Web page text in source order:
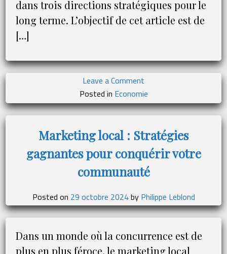
dans trois directions stratégiques pour le
long terme. L’objectif de cet article est de
[…]
Leave a Comment
Investir
dans
l’économie
numérique
:
un
plan
de
à
long
Posted in Economie
Marketing local : Stratégies
gagnantes pour conquérir votre
communauté
Posted on 29 octobre 2024by Philippe Leblond
Dans un monde où la concurrence est de
plus en plus féroce, le marketing local